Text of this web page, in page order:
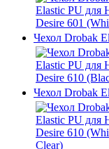
Чехол Drobak
Чехол Drobak